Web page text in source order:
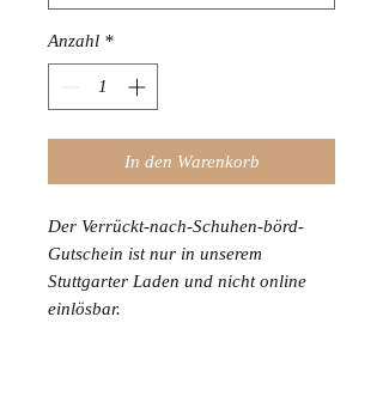
Anzahl *
In den Warenkorb
Der Verrückt-nach-Schuhen-börd-
Gutschein ist nur in unserem
Stuttgarter Laden und nicht online
einlösbar.